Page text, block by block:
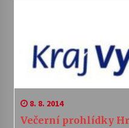
8. 8. 2014
Večerní prohlídky